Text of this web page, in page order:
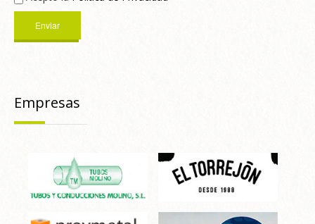
Empresas